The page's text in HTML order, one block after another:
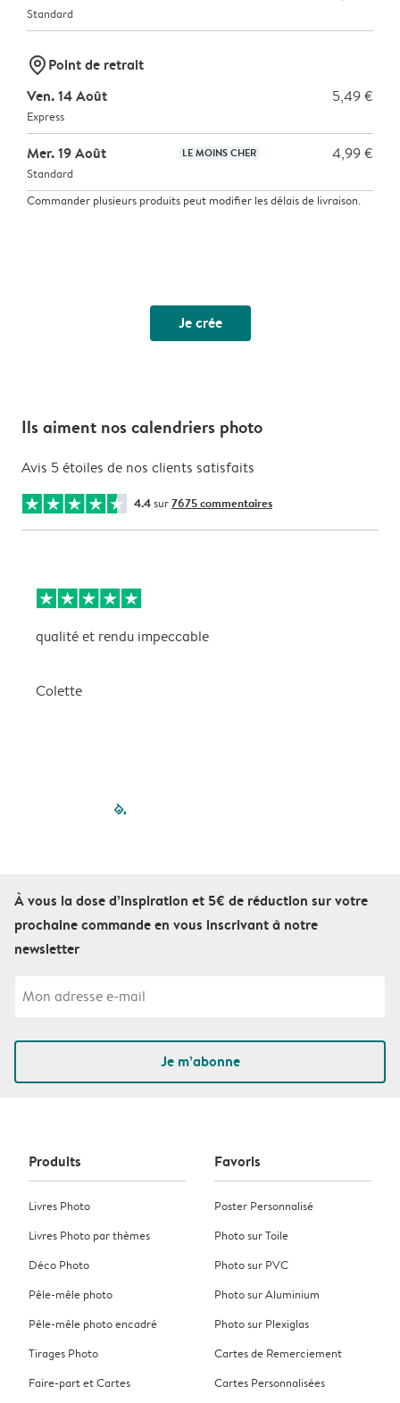
Standard
marker-pinPoint de retrait
Ven. 14 Août
5,49 €
Express
Mer. 19 Août LE MOINS CHER 4,99 €
Standard
Commander plusieurs produits peut modifier les délais de livraison.
Je crée
Ils aiment nos calendriers photo
Avis 5 étoiles de nos clients satisfaits
4.4sur7675 commentaires
qualité et rendu impeccable
Colette
filled-pagination
À vous la dose d’inspiration et 5€ de réduction sur votre
prochaine commande en vous inscrivant à notre
newsletter
Je m’abonne
Produits
Livres Photo
Livres Photo par thèmes
Déco Photo
Pêle-mêle photo
Pêle-mêle photo encadré
Tirages Photo
Faire-part et Cartes
Favoris
Poster Personnalisé
Photo sur Toile
Photo sur PVC
Photo sur Aluminium
Photo sur Plexiglas
Cartes de Remerciement
Cartes Personnalisées